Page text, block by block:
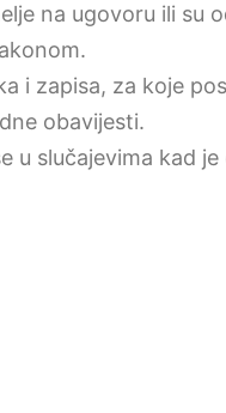
na ugovoru ili su
i zapisa, za koje
obavijesti.
u slučajevima kad